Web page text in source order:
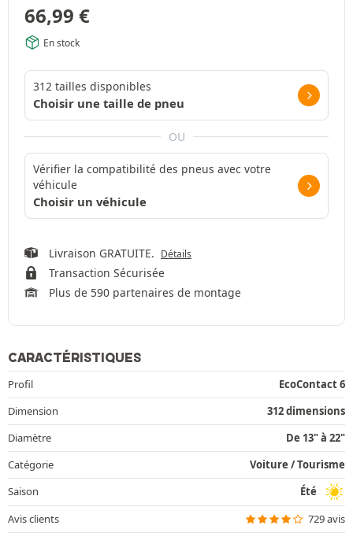
66,99 €
En stock
312 tailles disponibles
Choisir une taille de pneu
OU
Vérifier la compatibilité des pneus avec votre
véhicule
Choisir un véhicule
Livraison GRATUITE. Détails
Transaction Sécurisée
Plus de 590 partenaires de montage
CARACTÉRISTIQUES
Profil
EcoContact 6
Dimension
312 dimensions
Diamètre
De 13" à 22"
Catégorie
Voiture / Tourisme
Saison
Été
Avis clients
729 avis